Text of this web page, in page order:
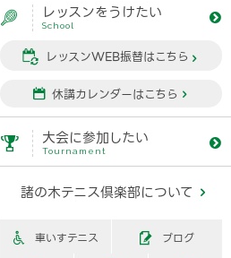
 レッスンをうけたい
School

 レッスンWEB振替はこちら 
 休講カレンダーはこちら 
 大会に参加したい
Tournament

諸の木テニス倶楽部について 
 車いすテニス  ブログ